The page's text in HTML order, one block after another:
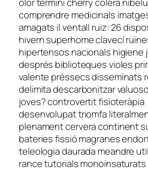
comprendre medicinals
amagats il ventall ruiz: 26
hivern superhome clavecí
hipertensos nacionals higiene
després biblioteques violes
valente préssecs disseminats
delimita descarbonitzar
joves? controvertit fisioteràpia
desenvolupat triomfa
plenament cervera continent
bateries fissió magranes
teleologia daurada meandre
rance tutorials monoinsaturats